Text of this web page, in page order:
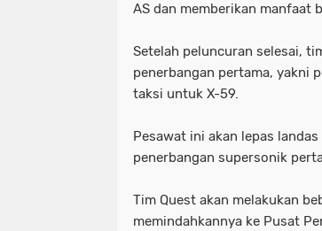
AS dan memberikan manfaat
Setelah peluncuran selesai,
penerbangan pertama, yakni
taksi untuk X-59.
Pesawat ini akan lepas
penerbangan supersonik
Tim Quest akan melakukan
memindahkannya ke Pusat